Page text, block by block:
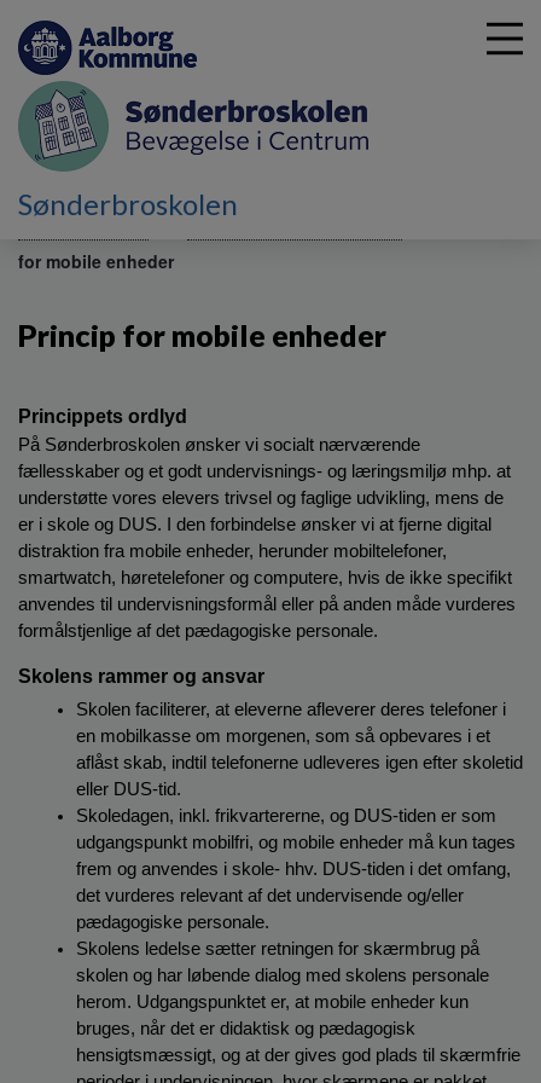
Sønderbroskolen
for mobile enheder
Princip for mobile enheder
Princippets ordlyd
På Sønderbroskolen ønsker vi socialt nærværende
fællesskaber og et godt undervisnings- og læringsmiljø mhp. at
understøtte vores elevers trivsel og faglige udvikling, mens de
er i skole og DUS. I den forbindelse ønsker vi at fjerne digital
distraktion fra mobile enheder, herunder mobiltelefoner,
smartwatch, høretelefoner og computere, hvis de ikke specifikt
anvendes til undervisningsformål eller på anden måde vurderes
formålstjenlige af det pædagogiske personale.
Skolens rammer og ansvar
Skolen faciliterer, at eleverne afleverer deres telefoner i
en mobilkasse om morgenen, som så opbevares i et
aflåst skab, indtil telefonerne udleveres igen efter skoletid
eller DUS-tid.
Skoledagen, inkl. frikvartererne, og DUS-tiden er som
udgangspunkt mobilfri, og mobile enheder må kun tages
frem og anvendes i skole- hhv. DUS-tiden i det omfang,
det vurderes relevant af det undervisende og/eller
pædagogiske personale.
Skolens ledelse sætter retningen for skærmbrug på
skolen og har løbende dialog med skolens personale
herom. Udgangspunktet er, at mobile enheder kun
bruges, når det er didaktisk og pædagogisk
hensigtsmæssigt, og at der gives god plads til skærmfrie